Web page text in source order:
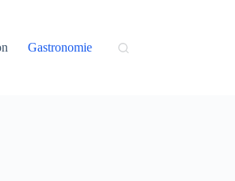
Gastronomie